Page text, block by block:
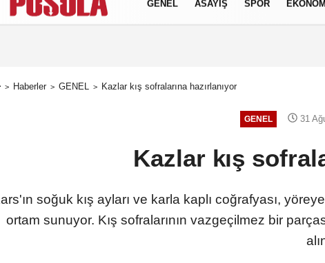
Künye İletişim Gizlilik Politikası
GENEL ASAYİŞ SPOR EKONOMİ
Haberler GENEL Kazlar kış sofralarına hazırlanıyor
GENEL 31
Kazlar kış
soğuk kış ayları ve karla kaplı coğrafyası,
ortam sunuyor. Kış sofralarının vazgeçilmez bir